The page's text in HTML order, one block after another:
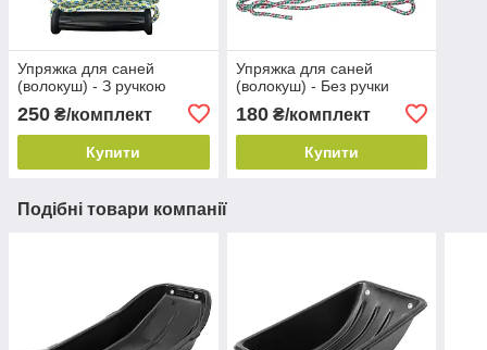
Упряжка для саней
(волокуш) - З ручкою
250 ₴/комплект
Купити
Упряжка для саней
(волокуш) - Без ручки
180₴/комплект
Купити
Подібні товари компанії